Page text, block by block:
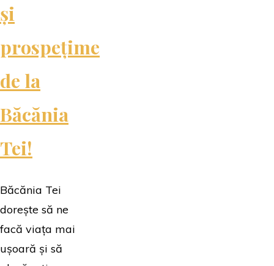
și
prospețime
de la
Băcănia
Tei!
Băcănia Tei
dorește să ne
facă viața mai
ușoară și să